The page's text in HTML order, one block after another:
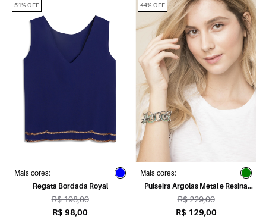
Mais cores:
Regata Bordada Royal
R$ 198,00
R$ 98,00
51% OFF
Mais cores:
Pulseira Argolas Metal e Resina
Verde Oliva
R$ 229,00
R$ 129,00
44% OFF